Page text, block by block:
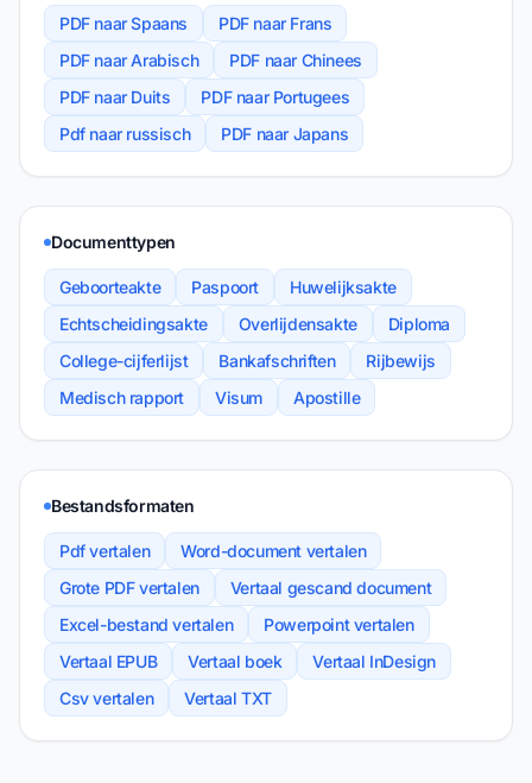
PDF naar Spaans
PDF naar Frans
PDF naar Arabisch
PDF naar Chinees
PDF naar Duits
PDF naar Portugees
Pdf naar russisch
PDF naar Japans
Documenttypen
Geboorteakte Paspoort
Huwelijksakte
Echtscheidingsakte
Overlijdensakte
Diploma
College-cijferlijst
Bankafschriften
Rijbewijs
Medisch rapport
Visum Apostille
Bestandsformaten
Pdf vertalen
Word-document vertalen
Grote PDF vertalen
Vertaal gescand document
Excel-bestand vertalen
Powerpoint vertalen
Vertaal EPUB
Vertaal boek
Vertaal InDesign
Csv vertalen
Vertaal TXT